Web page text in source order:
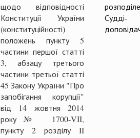
щодо відповідності
Конституції України
(конституційності)
положень пункту 5
частини першої статті
3, абзацу третього
частини третьої статті
45 Закону України "Про
запобігання корупції"
від 14 жовтня 2014
року № 1700-VII,
пункту 2 розділу II
Судді-